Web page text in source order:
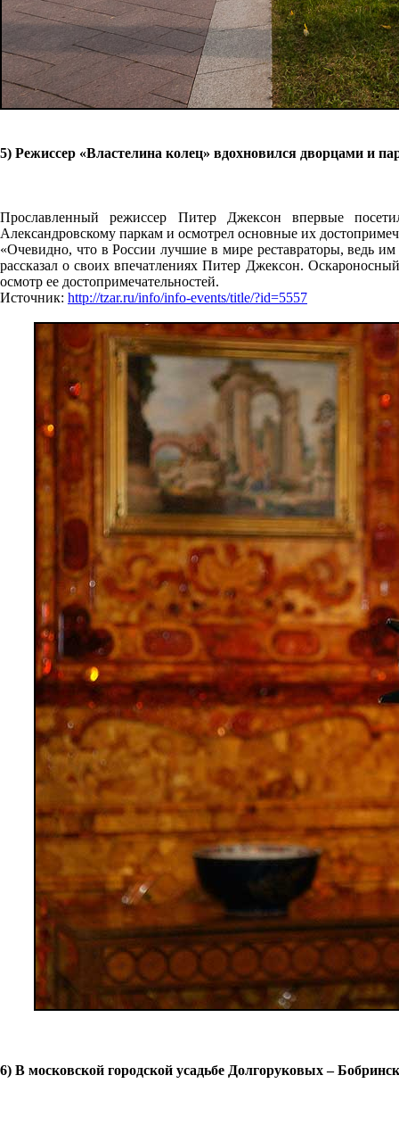
5) Режиссер «Властелина колец» вдохновился дворцами и
Прославленный режиссер Питер Джексон впервые
Александровскому паркам и осмотрел основные их
«Очевидно, что в России лучшие в мире реставраторы, ведь
рассказал о своих впечатлениях Питер Джексон.
осмотр ее достопримечательностей.
Источник: http://tzar.ru/info/info-events/title/?id=5557
6) В московской городской усадьбе Долгоруковых –